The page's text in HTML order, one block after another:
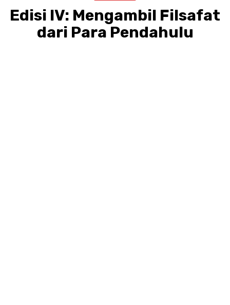
Edisi IV: Mengambil Filsafat
dari Para Pendahulu